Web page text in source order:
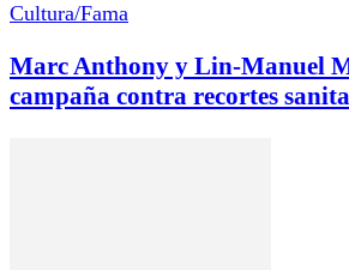
Cultura/Fama
Marc Anthony y Lin-Manuel
campaña contra recortes